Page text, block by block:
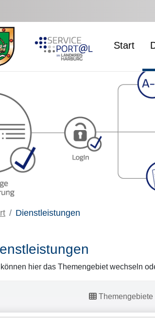
Start
Dienstleistungen
hier das Themengebiet wechseln
Themengebiete